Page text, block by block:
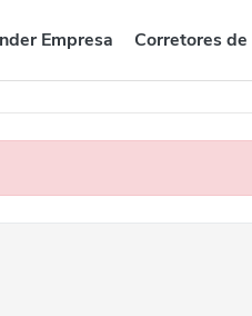
Empresa Corretores